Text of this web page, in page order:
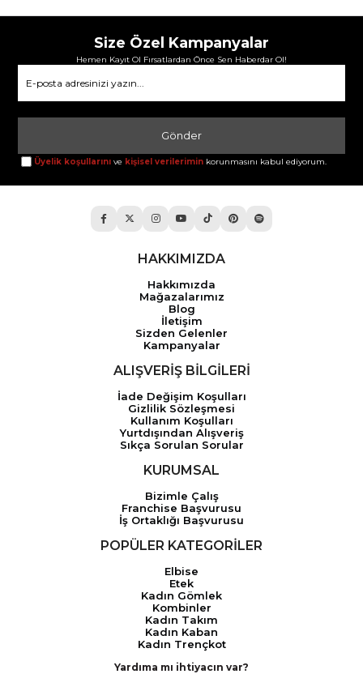
Size Özel Kampanyalar
Hemen Kayıt Ol Fırsatlardan Önce Sen Haberdar Ol!
Gönder
Üyelik koşullarını ve kişisel verilerimin korunmasını kabul ediyorum.
HAKKIMIZDA
Hakkımızda
Mağazalarımız
Blog
İletişim
Sizden Gelenler
Kampanyalar
ALIŞVERİŞ BİLGİLERİ
İade Değişim Koşulları
Gizlilik Sözleşmesi
Kullanım Koşulları
Yurtdışından Alışveriş
Sıkça Sorulan Sorular
KURUMSAL
Bizimle Çalış
Franchise Başvurusu
İş Ortaklığı Başvurusu
POPÜLER KATEGORİLER
Elbise
Etek
Kadın Gömlek
Kombinler
Kadın Takım
Kadın Kaban
Kadın Trençkot
Yardıma mı ihtiyacın var?